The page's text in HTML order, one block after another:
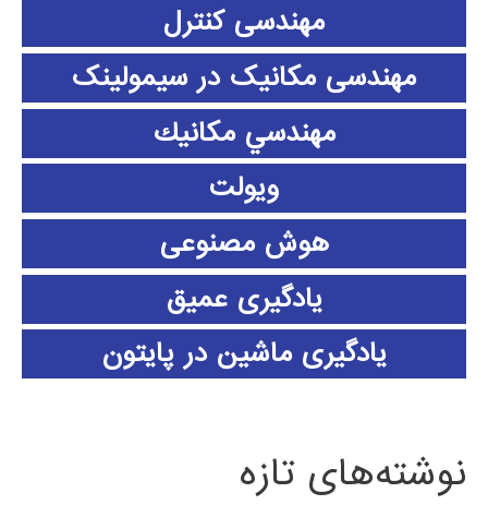
مهندسی کنترل
مهندسی مکانیک در سیمولینک
مهندسي مكانيك
ویولت
هوش مصنوعی
یادگیری عمیق
یادگیری ماشین در پایتون
نوشته‌های تازه